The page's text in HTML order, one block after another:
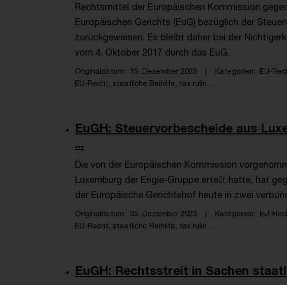
Rechtsmittel der Europäischen Kommission
Europäischen Gerichts (EuG) bezüglich der
zurückgewiesen. Es bleibt daher bei der
vom 4. Oktober 2017 durch das EuG.
Originaldatum 15. Dezember 2023 Kategorien EU-
EU-Recht, staatliche Beihilfe, tax rulin ...
EuGH: Steuervorbescheide aus
...
Die von der Europäischen Kommission
Luxemburg der Engie-Gruppe erteilt hatte, hat
der Europäische Gerichtshof heute in zwei
Originaldatum 05. Dezember 2023 Kategorien EU-
EU-Recht, staatliche Beihilfe, tax rulin ...
EuGH: Rechtsstreit in Sachen